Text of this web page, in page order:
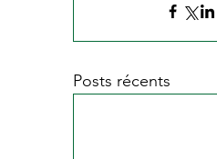
Posts récents